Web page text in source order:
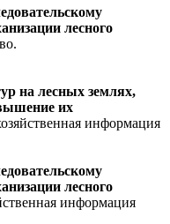
лесного
на лесных землях,
их
информация
лесного
информация